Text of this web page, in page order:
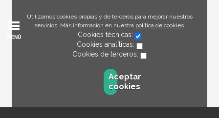
Utilizamos cookies propias y de terceros para mejorar nuestros
servicios. Más información en nuestra política de cookies.
Cookies técnicas:
Cookies analíticas:
Cookies de terceros:
Aceptar
cookies
MENÚ